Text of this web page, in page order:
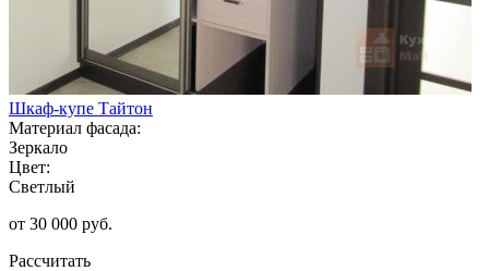
Шкаф-купе Тайтон
Материал фасада:
Зеркало
Цвет:
Светлый
от 30 000 руб.
Рассчитать